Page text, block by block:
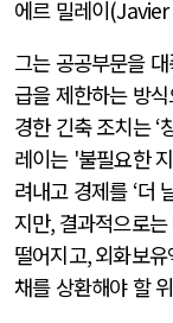
에르 밀레이
그는 공공부문을
급을 제한하는 방
경한 긴축 조치는‘
레이는 '불필요한
려내고 경제를 ‘더
지만, 결과적으로
떨어지고,외화보
채를 상환해야 할